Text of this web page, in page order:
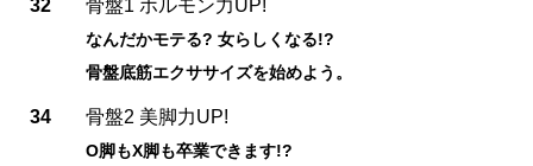
32 骨盤1 ホルモン力UP!
なんだかモテる? 女らしくなる!?
骨盤底筋エクササイズを始めよう。
34 骨盤2 美脚力UP!
O脚もX脚も卒業できます!?